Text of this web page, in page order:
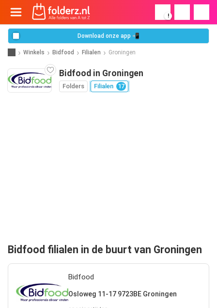
!
Download onze app 📲
Winkels Bidfood Filialen Groningen
Bidfood in Groningen
Folders Filialen 17
Bidfood filialen in de buurt van Groningen
Bidfood
Osloweg 11-17 9723BE Groningen